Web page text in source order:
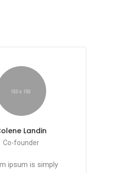
Landin
Co-founder
ipsum is simply